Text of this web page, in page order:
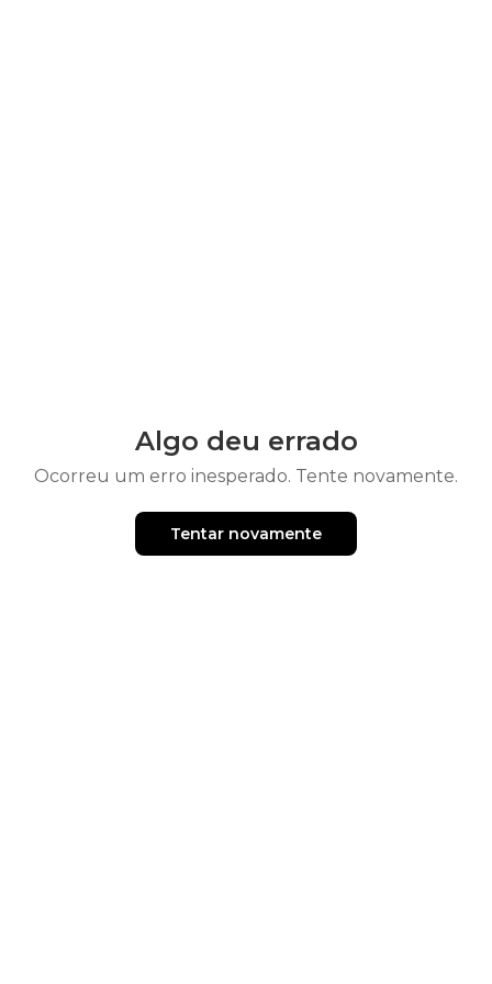
Algo deu errado
Ocorreu um erro inesperado. Tente novamente.
Tentar novamente